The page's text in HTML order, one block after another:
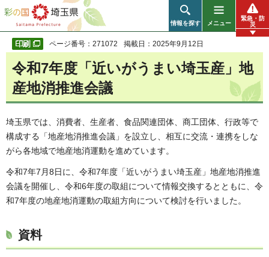
彩の国 埼玉県
情報を探す メニュー
緊急・防
災
ページ番号：271072 掲載日：2025年9月12日
令和7年度「近いがうまい埼玉産」地
産地消推進会議
埼玉県では、消費者、生産者、食品関連団体、商工団体、行政等で
構成する「地産地消推進会議」を設立し、相互に交流・連携をしな
がら各地域で地産地消運動を進めています。
令和7年7月8日に、令和7年度「近いがうまい埼玉産」地産地消推進
会議を開催し、令和6年度の取組について情報交換するとともに、令
和7年度の地産地消運動の取組方向について検討を行いました。
資料